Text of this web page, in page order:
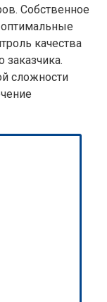
Собственное
оптимальные
качества
заказчика.
сложности